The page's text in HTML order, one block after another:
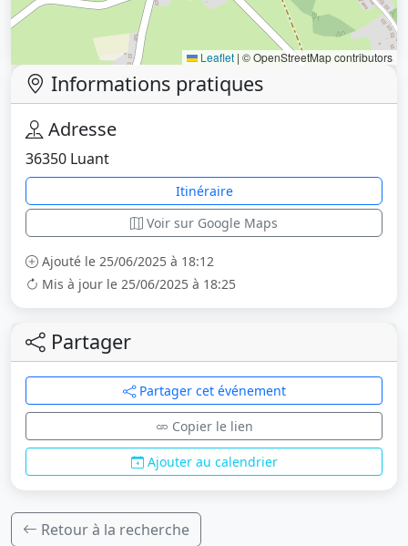
Leaflet | © OpenStreetMap contributors
Informations pratiques
Adresse
36350 Luant
Itinéraire
Voir sur Google Maps
Ajouté le 25/06/2025 à 18:12
Mis à jour le 25/06/2025 à 18:25
Partager
Partager cet événement
Copier le lien
Ajouter au calendrier
Retour à la recherche